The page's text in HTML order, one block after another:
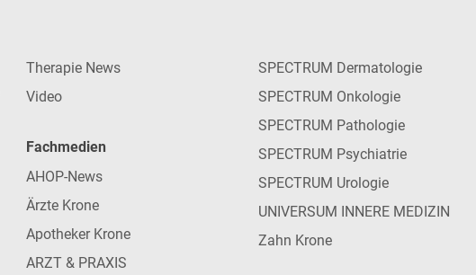
Therapie News
Video
Fachmedien
AHOP-News
Ärzte Krone
Apotheker Krone
ARZT & PRAXIS
SPECTRUM Dermatologie
SPECTRUM Onkologie
SPECTRUM Pathologie
SPECTRUM Psychiatrie
SPECTRUM Urologie
UNIVERSUM INNERE MEDIZIN
Zahn Krone